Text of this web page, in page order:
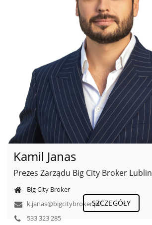
Kamil Janas
Prezes Zarządu Big City Broker Lublin
Big City Broker
k.janas@bigcitybroker.pl
533 323 285
SZCZEGÓŁY